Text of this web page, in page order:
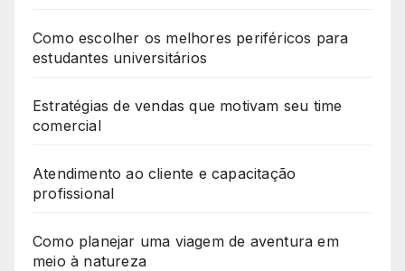
Como escolher os melhores periféricos para
estudantes universitários
Estratégias de vendas que motivam seu time
comercial
Atendimento ao cliente e capacitação
profissional
Como planejar uma viagem de aventura em
meio à natureza